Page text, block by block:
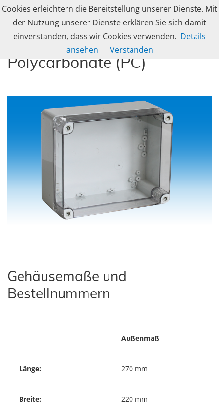
Skip to navigation
Skip to content
caleg group
Produzent und Lösungsanbieter für industrielle Gehäusetechnik,
Industriegehäuse aus
Polycarbonate (PC)
Gehäusemaße und
Bestellnummern
Außenmaß
Länge: 270 mm
Breite: 220 mm
Cookies erleichtern die Bereitstellung unserer Dienste. Mit
der Nutzung unserer Dienste erklären Sie sich damit
einverstanden, dass wir Cookies verwenden. Details
ansehen
Verstanden